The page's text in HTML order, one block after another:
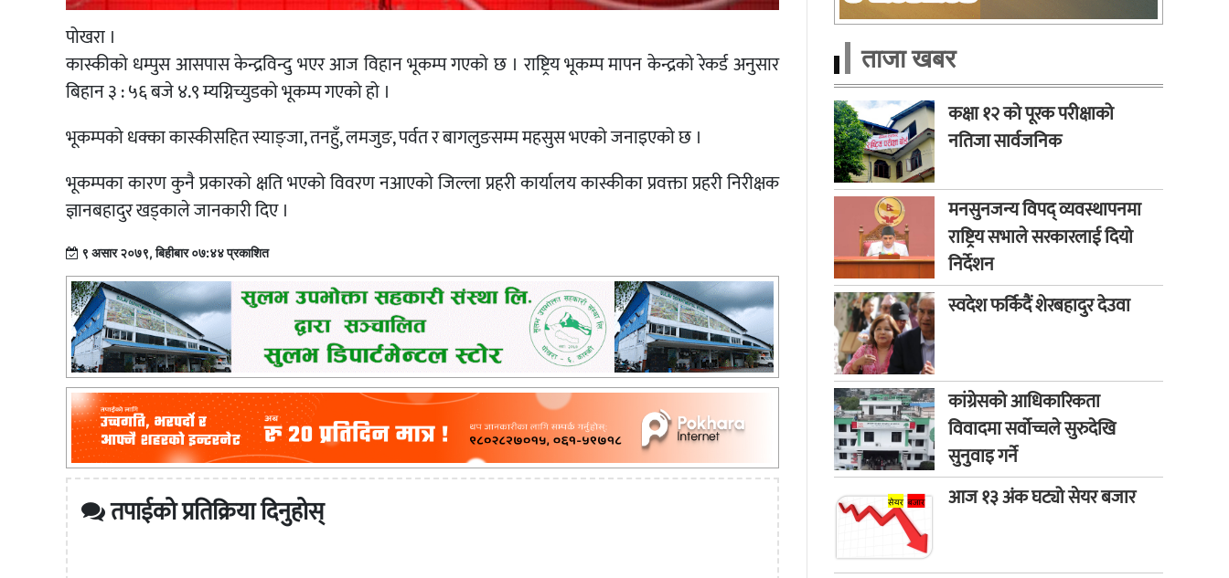
पोखरा ।
कास्कीको धम्पुस आसपास केन्द्रविन्दु भएर आज विहान भूकम्प गएको छ । राष्ट्रिय भूकम्प मापन केन्द्रको रेकर्ड अनुसार
बिहान ३ : ५६ बजे ४.९ म्यग्निच्युडको भूकम्प गएको हो ।
भूकम्पको धक्का कास्कीसहित स्याङ्जा, तनहुँ, लमजुङ, पर्वत र बागलुङसम्म महसुस भएको जनाइएको छ ।
भूकम्पका कारण कुनै प्रकारको क्षति भएको विवरण नआएको जिल्ला प्रहरी कार्यालय कास्कीका प्रवक्ता प्रहरी निरीक्षक
ज्ञानबहादुर खड्काले जानकारी दिए ।
९ असार २०७९, बिहीबार ०७:४४ प्रकाशित
तपाईको प्रतिक्रिया दिनुहोस्
ताजा खबर
कक्षा १२ को पूरक परीक्षाको
नतिजा सार्वजनिक
मनसुनजन्य विपद् व्यवस्थापनमा
राष्ट्रिय सभाले सरकारलाई दियो
निर्देशन
स्वदेश फर्किदैं शेरबहादुर देउवा
कांग्रेसको आधिकारिकता
विवादमा सर्वोच्चले सुरुदेखि
सुनुवाइ गर्ने
आज १३ अंक घट्यो सेयर बजार